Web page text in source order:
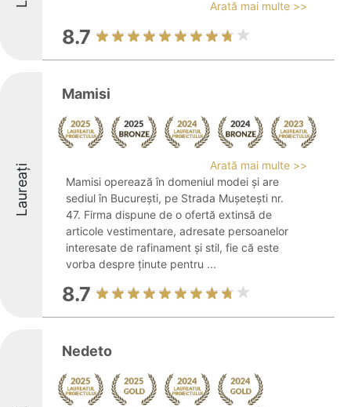
Arată mai multe >>
8.7
Laureați
Mamisi
Arată mai multe >>
Mamisi operează în domeniul modei și are
sediul în București, pe Strada Mușetești nr.
47. Firma dispune de o ofertă extinsă de
articole vestimentare, adresate persoanelor
interesate de rafinament și stil, fie că este
vorba despre ținute pentru ...
8.7
Nedeto